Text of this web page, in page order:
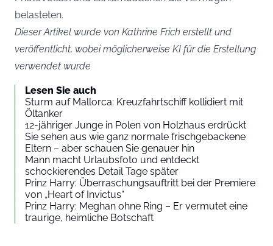
belasteten.
Dieser Artikel wurde von Kathrine Frich erstellt und
veröffentlicht, wobei möglicherweise KI für die Erstellung
verwendet wurde
Lesen Sie auch
Sturm auf Mallorca: Kreuzfahrtschiff kollidiert mit
Öltanker
12-jähriger Junge in Polen von Holzhaus erdrückt
Sie sehen aus wie ganz normale frischgebackene
Eltern – aber schauen Sie genauer hin
Mann macht Urlaubsfoto und entdeckt
schockierendes Detail Tage später
Prinz Harry: Überraschungsauftritt bei der Premiere
von „Heart of Invictus“
Prinz Harry: Meghan ohne Ring – Er vermutet eine
traurige, heimliche Botschaft